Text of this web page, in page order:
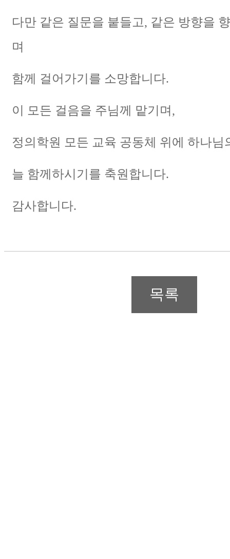
다만 같은 질문을 붙들고, 같은 방향을
며
함께 걸어가기를 소망합니다.
이 모든 걸음을 주님께 맡기며,
정의학원 모든 교육 공동체 위에 하나님
늘 함께하시기를 축원합니다.
감사합니다.